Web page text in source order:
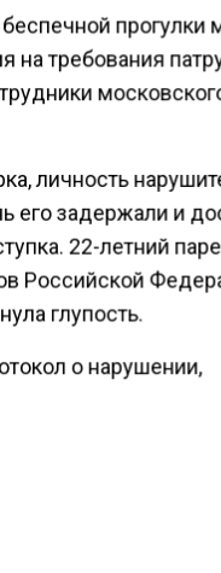
прогулки
на требования
личность
его задержали и
22-летний
Российской
глупость.
о нарушении,